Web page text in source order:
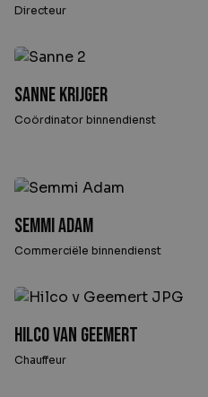
Directeur
Sanne Krijger
Coördinator binnendienst
Semmi Adam
Commerciële binnendienst
Hilco van Geemert
Chauffeur